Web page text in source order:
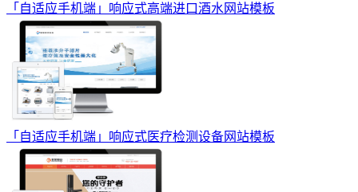
「自适应手机端」响应式高端进口酒水网站模板
「自适应手机端」响应式医疗检测设备网站模板